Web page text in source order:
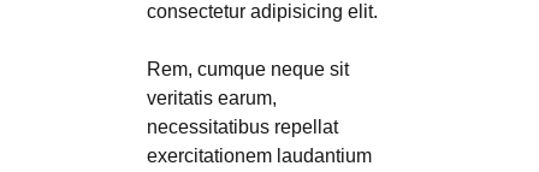
consectetur adipisicing elit.
Rem, cumque neque sit
veritatis earum,
necessitatibus repellat
exercitationem laudantium